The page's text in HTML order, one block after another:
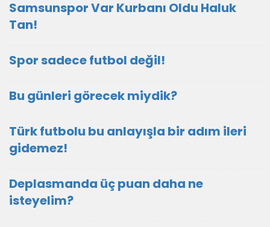
Samsunspor Var Kurbanı Oldu Haluk
Tan!
Spor sadece futbol değil!
Bu günleri görecek miydik?
Türk futbolu bu anlayışla bir adım ileri
gidemez!
Deplasmanda üç puan daha ne
isteyelim?